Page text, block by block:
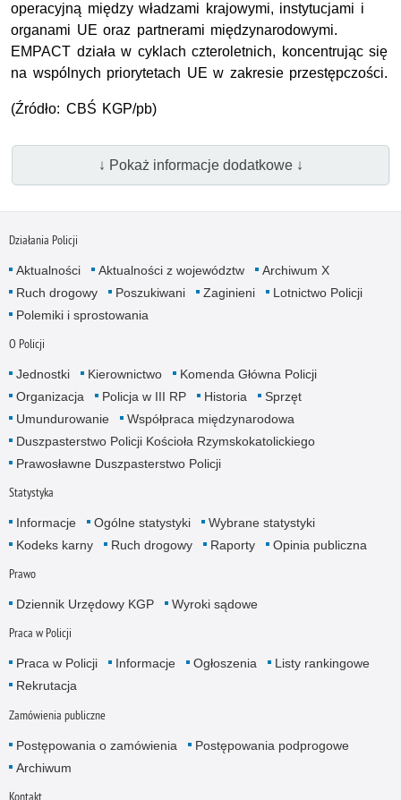
operacyjną między władzami krajowymi, instytucjami i
organami UE oraz partnerami międzynarodowymi.
EMPACT działa w cyklach czteroletnich, koncentrując się
na wspólnych priorytetach UE w zakresie przestępczości.
(Źródło: CBŚ KGP/pb)
↓ Pokaż informacje dodatkowe ↓
Działania Policji
Aktualności Aktualności z województw
Archiwum X
Ruch drogowy
Poszukiwani Zaginieni
Lotnictwo Policji
Polemiki i sprostowania
O Policji
Jednostki Kierownictwo
Komenda Główna Policji
Organizacja
Policja w III RP Historia
Sprzęt
Umundurowanie
Współpraca międzynarodowa
Duszpasterstwo Policji Kościoła Rzymskokatolickiego
Prawosławne Duszpasterstwo Policji
Statystyka
Informacje Ogólne statystyki
Wybrane statystyki
Kodeks karny
Ruch drogowy Raporty Opinia publiczna
Prawo
Dziennik Urzędowy KGP Wyroki sądowe
Praca w Policji
Praca w Policji Informacje Ogłoszenia
Listy rankingowe
Rekrutacja
Zamówienia publiczne
Postępowania o zamówienia
Postępowania podprogowe
Archiwum
Kontakt